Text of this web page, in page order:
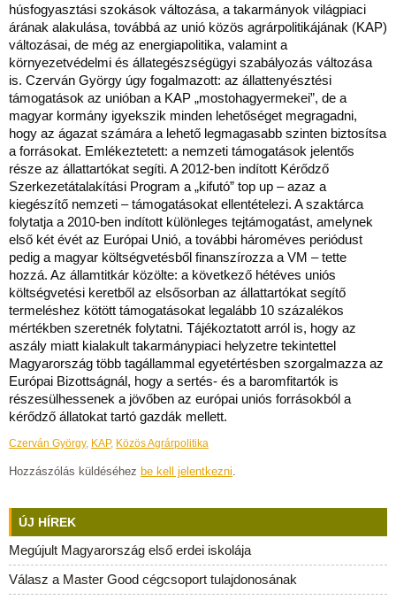
húsfogyasztási szokások változása, a takarmányok világpiaci
árának alakulása, továbbá az unió közös agrárpolitikájának (KAP)
változásai, de még az energiapolitika, valamint a
környezetvédelmi és állategészségügyi szabályozás változása
is. Czerván György úgy fogalmazott: az állattenyésztési
támogatások az unióban a KAP „mostohagyermekei”, de a
magyar kormány igyekszik minden lehetőséget megragadni,
hogy az ágazat számára a lehető legmagasabb szinten biztosítsa
a forrásokat. Emlékeztetett: a nemzeti támogatások jelentős
része az állattartókat segíti. A 2012-ben indított Kérődző
Szerkezetátalakítási Program a „kifutó” top up – azaz a
kiegészítő nemzeti – támogatásokat ellentételezi. A szaktárca
folytatja a 2010-ben indított különleges tejtámogatást, amelynek
első két évét az Európai Unió, a további hároméves periódust
pedig a magyar költségvetésből finanszírozza a VM – tette
hozzá. Az államtitkár közölte: a következő hétéves uniós
költségvetési keretből az elsősorban az állattartókat segítő
termeléshez kötött támogatásokat legalább 10 százalékos
mértékben szeretnék folytatni. Tájékoztatott arról is, hogy az
aszály miatt kialakult takarmánypiaci helyzetre tekintettel
Magyarország több tagállammal egyetértésben szorgalmazza az
Európai Bizottságnál, hogy a sertés- és a baromfitartók is
részesülhessenek a jövőben az európai uniós forrásokból a
kérődző állatokat tartó gazdák mellett.
Czerván György, KAP, Közös Agrárpolitika
Hozzászólás küldéséhez be kell jelentkezni.
ÚJ HÍREK
Megújult Magyarország első erdei iskolája
Válasz a Master Good cégcsoport tulajdonosának